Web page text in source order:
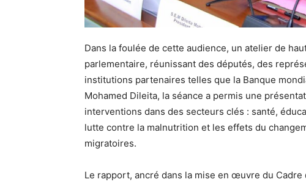
Dans la foulée de cette audience, un atelier de
parlementaire, réunissant des députés, des
institutions partenaires telles que la Banque
Mohamed Dileita, la séance a permis une
interventions dans des secteurs clés : santé,
lutte contre la malnutrition et les effets du
migratoires.
Le rapport, ancré dans la mise en œuvre du